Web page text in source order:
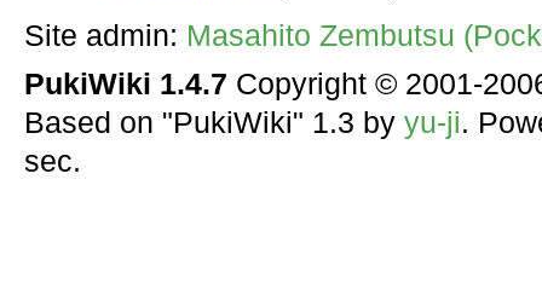
Site admin: Masahito Zembutsu
PukiWiki 1.4.7 Copyright © 2001-
Based on "PukiWiki" 1.3 by yu-ji.
sec.